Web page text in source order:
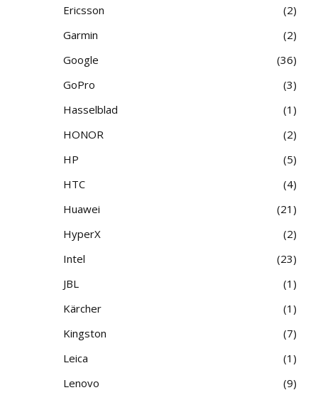
Ericsson
2
Garmin
2
Google
36
GoPro
3
Hasselblad
1
HONOR
2
HP
5
HTC
4
Huawei
21
HyperX
2
Intel
23
JBL
1
Kärcher
1
Kingston
7
Leica
1
Lenovo
9